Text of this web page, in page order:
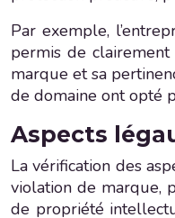
Par exemple,
permis de
marque et sa
de domaine ont opté
Aspects
La vérification des
violation de marque,
de propriété